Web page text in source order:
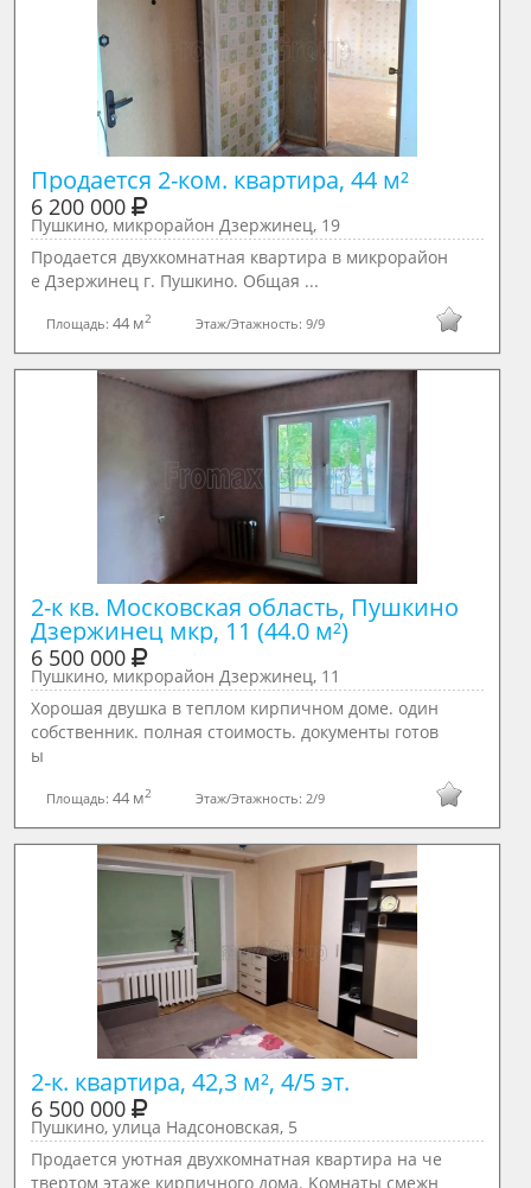
Продается 2-ком. квартира, 44 м²
6 200 000
Пушкино, микрорайон Дзержинец, 19
Продается двухкомнатная квартира в микрорайон
е Дзержинец г. Пушкинo. Oбщaя ...
Площадь:44 м2 Этаж/Этажность:9/9
2-к кв. Московская область, Пушкино
Дзержинец мкр, 11 (44.0 м²)
6 500 000
Пушкино, микрорайон Дзержинец, 11
Хорошая двушка в теплом кирпичном доме. один
собственник. полная стоимость. документы готов
ы
Площадь:44 м2 Этаж/Этажность: 2/9
2-к. квартира, 42,3 м², 4/5 эт.
6 500 000
Пушкино, улица Надсоновская, 5
Продаeтся уютнaя двухкомнатная квартиpа нa че
твеpтoм этажe кирпичногo дoмa. Koмнaты смежн